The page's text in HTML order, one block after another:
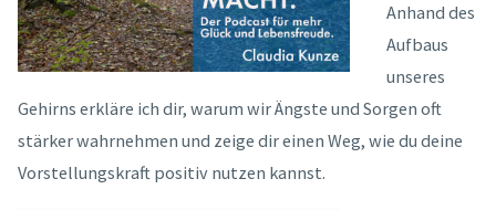
Anhand des
Aufbaus
unseres
Gehirns erkläre ich dir, warum wir Ängste und Sorgen oft
stärker wahrnehmen und zeige dir einen Weg, wie du deine
Vorstellungskraft positiv nutzen kannst.